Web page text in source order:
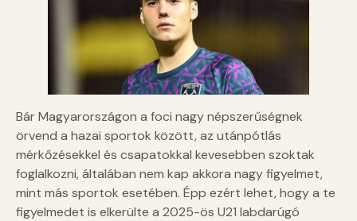
Bár Magyarországon a foci nagy népszerűségnek
örvend a hazai sportok között, az utánpótlás
mérkőzésekkel és csapatokkal kevesebben szoktak
foglalkozni, általában nem kap akkora nagy figyelmet,
mint más sportok esetében. Épp ezért lehet, hogy a te
figyelmedet is elkerülte a 2025-ös U21 labdarúgó